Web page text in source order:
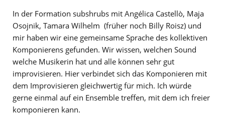
In der Formation subshrubs mit Angélica Castellò, Maja
Osojnik, Tamara Wilhelm (früher noch Billy Roisz) und
mir haben wir eine gemeinsame Sprache des kollektiven
Komponierens gefunden. Wir wissen, welchen Sound
welche Musikerin hat und alle können sehr gut
improvisieren. Hier verbindet sich das Komponieren mit
dem Improvisieren gleichwertig für mich. Ich würde
gerne einmal auf ein Ensemble treffen, mit dem ich freier
komponieren kann.